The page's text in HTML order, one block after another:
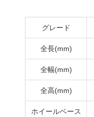
グレード
全長(mm)
全幅(mm)
全高(mm)
ホイールベース